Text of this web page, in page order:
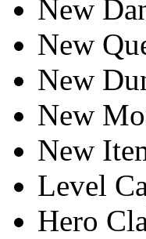
New
New
New
New
New
Level
Hero